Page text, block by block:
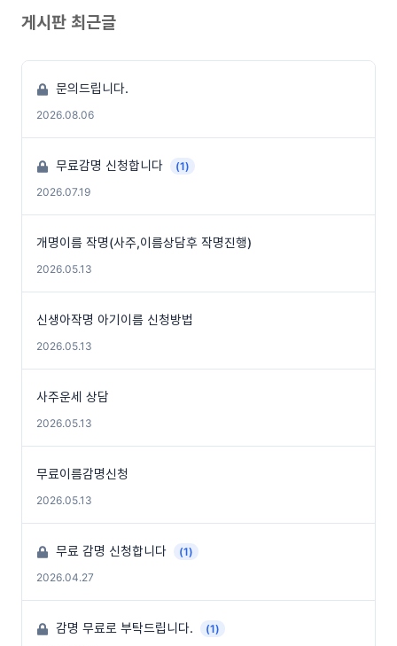
게시판 최근글
문의드립니다.
2026.08.06
무료감명 신청합니다
(1)
2026.07.19
개명이름 작명(사주,이름상담후 작명진행)
2026.05.13
신생아작명 아기이름 신청방법
2026.05.13
사주운세 상담
2026.05.13
무료이름감명신청
2026.05.13
무료 감명 신청합니다
(1)
2026.04.27
감명 무료로 부탁드립니다.
(1)